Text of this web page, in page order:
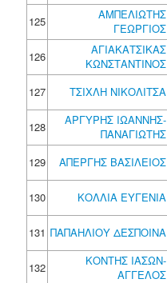
125
ΑΜΠΕΛΙΩΤΗΣ
ΓΕΩΡΓΙΟΣ
126
ΑΓΙΑΚΑΤΣΙΚΑΣ
ΚΩΝΣΤΑΝΤΙΝΟΣ
127
ΤΣΙΧΛΗ ΝΙΚΟΛΙΤΣΑ
128
ΑΡΓΥΡΗΣ ΙΩΑΝΝΗΣ-
ΠΑΝΑΓΙΩΤΗΣ
129
ΑΠΕΡΓΗΣ ΒΑΣΙΛΕΙΟΣ
130
ΚΟΛΛΙΑ ΕΥΓΕΝΙΑ
131 ΠΑΠΑΗΛΙΟΥ ΔΕΣΠΟΙΝΑ
132
ΚΟΝΤΗΣ ΙΑΣΩΝ-
ΑΓΓΕΛΟΣ